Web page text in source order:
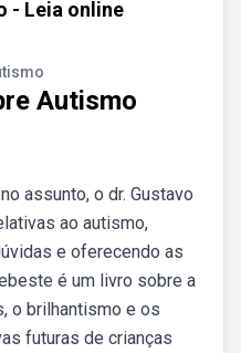
- Leia online
Autismo
assunto, o dr. Gustavo
ao autismo,
e oferecendo as
é um livro sobre a
o brilhantismo e os
futuras de crianças